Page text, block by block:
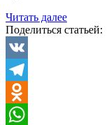
Читать далее«Новые
законы:
Поделиться статьей:
VK
Telegram
Odnoklassniki